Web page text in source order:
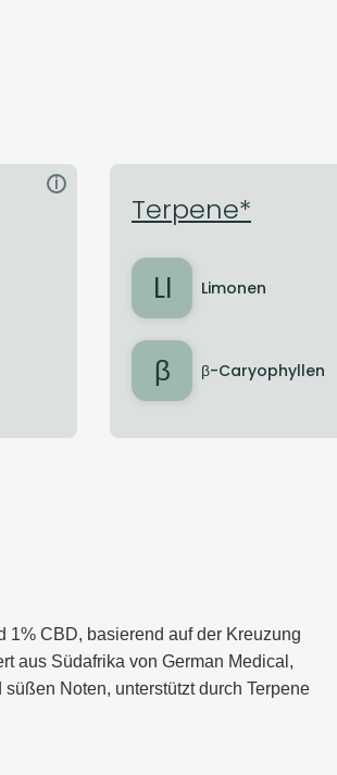
i
Terpene*
LI Limonen
β β-Caryophyllen
1% CBD, basierend auf der Kreuzung
aus Südafrika von German Medical,
Noten, unterstützt durch Terpene